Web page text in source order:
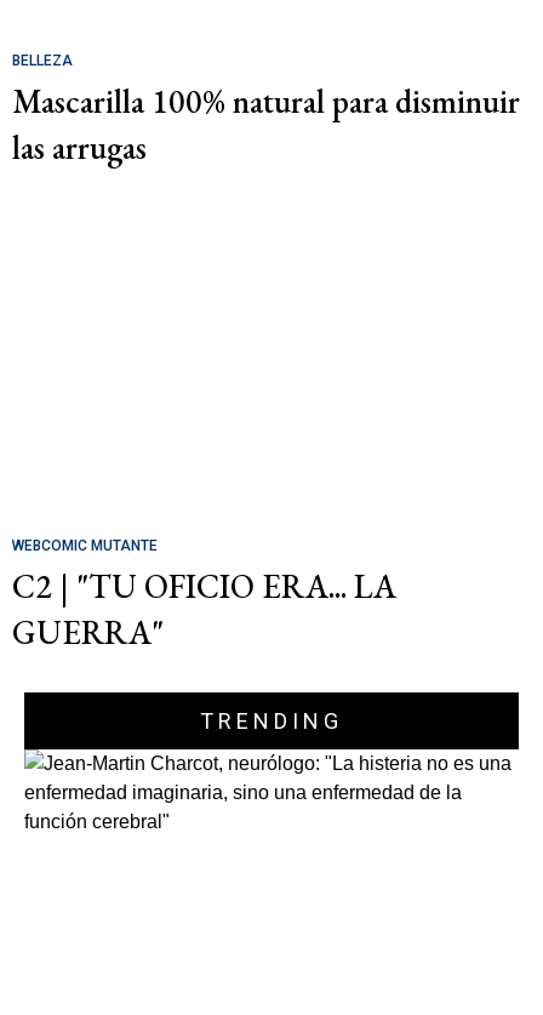
BELLEZA
Mascarilla 100% natural para disminuir
las arrugas
WEBCOMIC MUTANTE
C2 | "TU OFICIO ERA... LA
GUERRA"
TRENDING